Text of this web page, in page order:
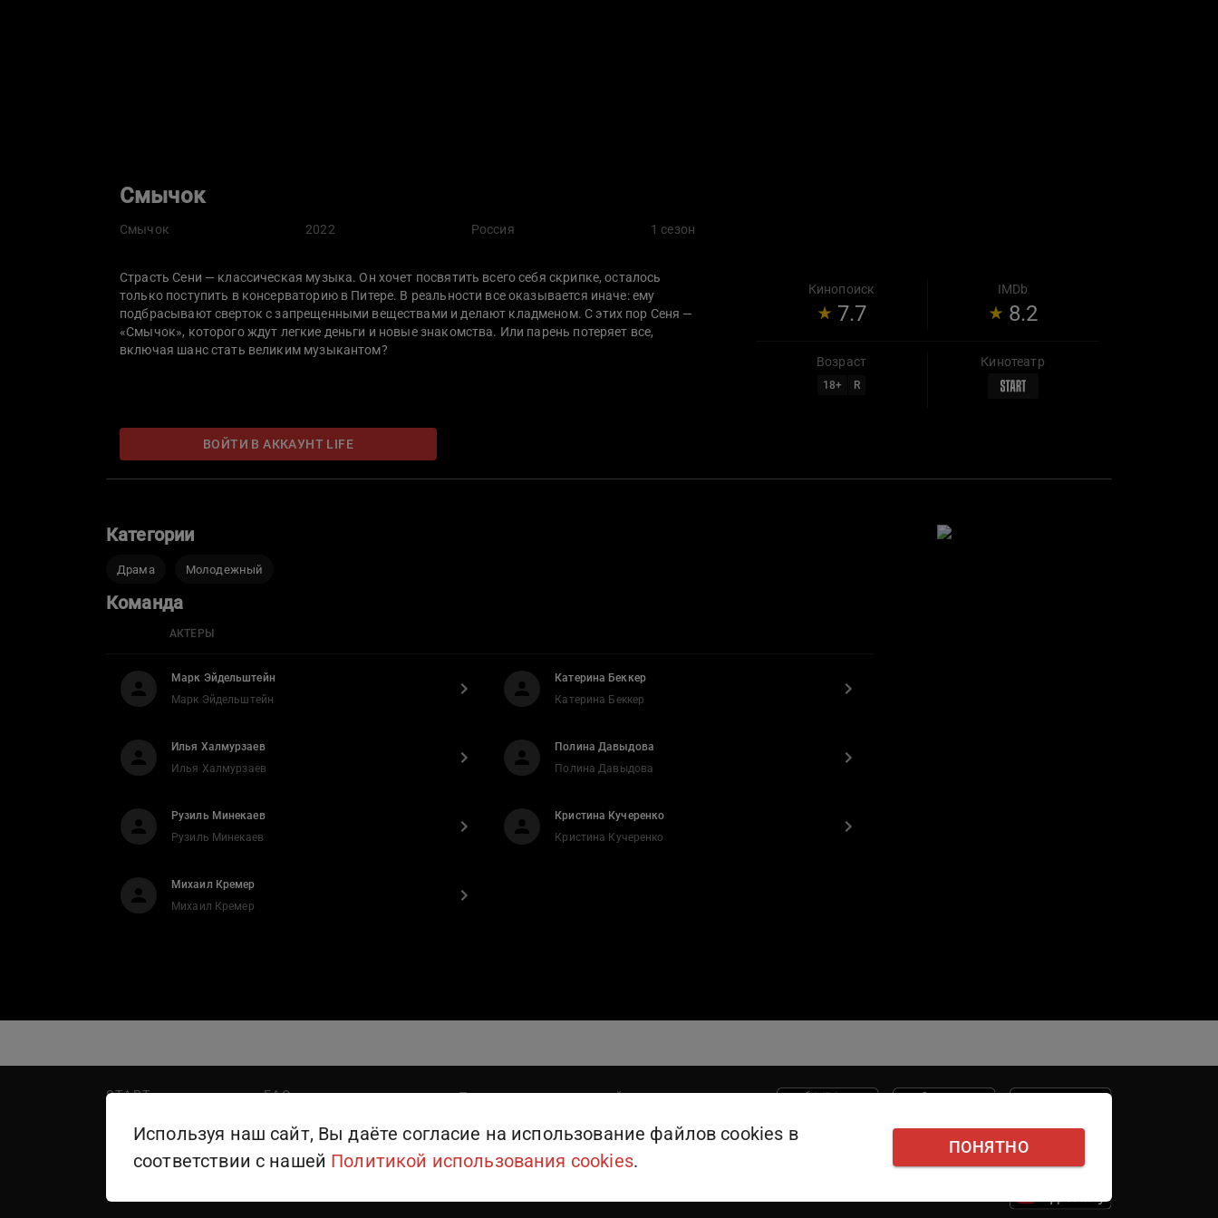
Смычок
Смычок 2022 Россия 1 сезон
Страсть Сени — классическая музыка. Он хочет посвятить всего себя скрипке, осталось
только поступить в консерваторию в Питере. В реальности все оказывается иначе: ему
подбрасывают сверток с запрещенными веществами и делают кладменом. С этих пор Сеня —
«Смычок», которого ждут легкие деньги и новые знакомства. Или парень потеряет все,
включая шанс стать великим музыкантом?
Кинопоиск
7.7
IMDb
8.2
Возраст
18+ R
Кинотеатр
ВОЙТИ В АККАУНТ LIFE
Категории
Драма Молодежный
Команда
АКТЕРЫ
Марк Эйдельштейн
Марк Эйдельштейн
Катерина Беккер
Катерина Беккер
Илья Халмурзаев
Илья Халмурзаев
Полина Давыдова
Полина Давыдова
Рузиль Минекаев
Рузиль Минекаев
Кристина Кучеренко
Кристина Кучеренко
Михаил Кремер
Михаил Кремер
START
FAQ
Поддержка пользователей
Используя наш сайт, Вы даёте согласие на использование файлов cookies в
соответствии с нашей Политикой использования cookies.
ПОНЯТНО